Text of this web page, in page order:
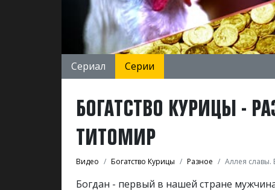
Сериал Серии
БОГАТСТВО КУРИЦЫ -
ТИТОМИР
Видео Богатство Курицы Разное Аллея славы.
Богдан - первый в нашей стране